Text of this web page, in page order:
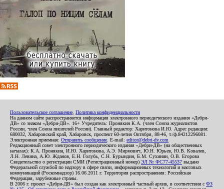
Пользовательское соглашение Политика конфиденциальности
На данном сайте распространяется информация электронного периодического издания «Дебри-
ДВ» со знаком «Дебри-ДВ». 16+ Учредитель: Пронякин К.А. (член Союза журналистов
России, член Союза писателей России). Главный редактор: Харитонова И.Ю. Адрес редакции:
680032, Хабаровский край, Хабаровск, проспект 60-летия Октября, 88-46, т./ф.84212296081.
Электронная приемная: Отправить сообщение . E-mail: editor@debri-dv.com
Редакционный совет электронного периодического издания «Дебри-ДВ» (на общественных
началах): К.А. Пронякин, И.Ю. Харитонова, А.Э. Мирмович, Ю.Н. Юрьев, Ю.В. Ковалев,
Л.Н. Левина, А.Ю. Жданов, Е.Н. Голубь, С.Н. Бурындин, Б.М. Сухинин, О.В. Егорова
Свидетельство о регистрации СМИ (Регистрационный номер) ЭЛ № ФС77-45537 выдано
Федеральной службой по надзору в сфере связи, информационных технологий и массовых
коммуникаций (Роскомнадзор) 16.06.2011 г. Территория распространения: Российская
Федерация, зарубежные страны.
В 2006 г. проект «Дебри-ДВ» был создан как электронный частный архив, в соответствии с ФЗ